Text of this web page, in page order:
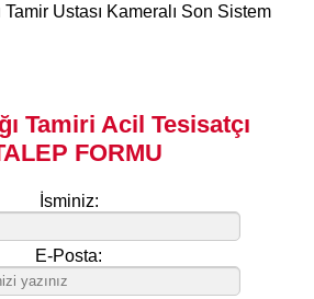
Ustası Kameralı Son Sistem
Tamiri Acil Tesisatçı
FORMU
İsminiz:
E-Posta: